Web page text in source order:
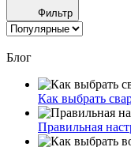
Фильтр
Блог
Как выбрать
Правильная